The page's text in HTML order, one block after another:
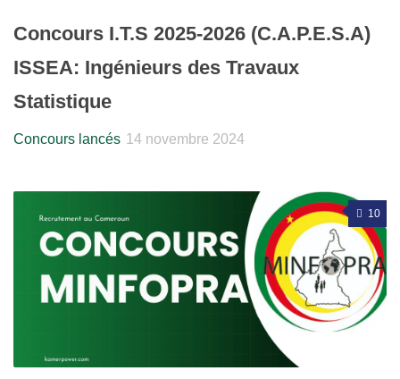
Concours I.T.S 2025-2026 (C.A.P.E.S.A)
ISSEA: Ingénieurs des Travaux
Statistique
Concours lancés 14 novembre 2024
10